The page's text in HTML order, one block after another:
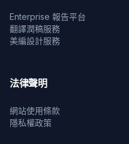
Enterprise 報告平台
翻譯潤稿服務
美編設計服務
法律聲明
網站使用條款
隱私權政策